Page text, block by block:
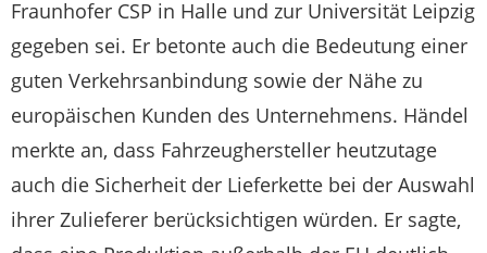
Fraunhofer CSP in Halle und zur Universität Leipzig
gegeben sei. Er betonte auch die Bedeutung einer
guten Verkehrsanbindung sowie der Nähe zu
europäischen Kunden des Unternehmens. Händel
merkte an, dass Fahrzeughersteller heutzutage
auch die Sicherheit der Lieferkette bei der Auswahl
ihrer Zulieferer berücksichtigen würden. Er sagte,